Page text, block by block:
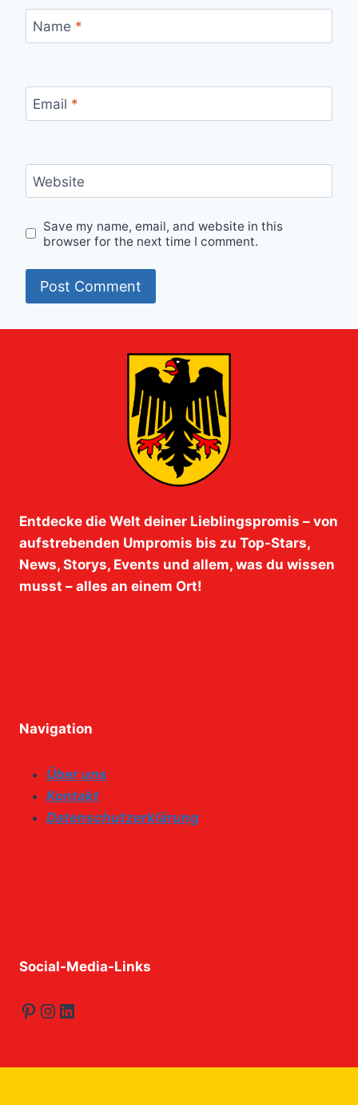
Name *
Email *
Website
Save my name, email, and website in this
browser for the next time I comment.
Entdecke die Welt deiner Lieblingspromis – von
aufstrebenden Umpromis bis zu Top-Stars,
News, Storys, Events und allem, was du wissen
musst – alles an einem Ort!
Navigation
Über uns
Kontakt
Datenschutzerklärung
Social-Media-Links
Pinterest
Instagram
LinkedIn